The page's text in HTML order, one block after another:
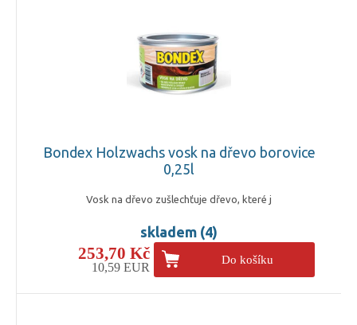
Bondex Holzwachs vosk na dřevo borovice
0,25l
Vosk na dřevo zušlechťuje dřevo, které j
skladem (4)
253,70 Kč
10,59 EUR
Do košíku